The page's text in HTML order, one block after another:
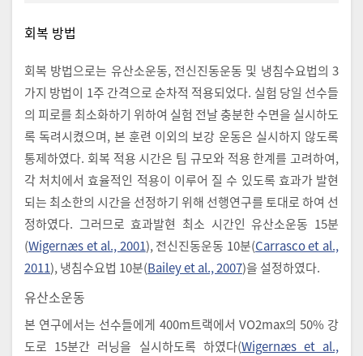
회복 방법
회복 방법으로는 유산소운동, 전신진동운동 및 냉침수요법의 3
가지 방법이 1주 간격으로 순차적 적용되었다. 실험 당일 선수들
의 피로를 최소화하기 위하여 실험 전날 충분한 수면을 실시하도
록 독려시켰으며, 본 훈련 이외의 보강 운동은 실시하지 않도록
통제하였다. 회복 적용 시간은 팀 규모와 적용 한계를 고려하여,
각 처치에서 효율적인 적용이 이루어 질 수 있도록 효과가 발현
되는 최소한의 시간을 선정하기 위해 선행연구를 토대로 하여 선
정하였다. 그러므로 효과발현 최소 시간인 유산소운동 15분
(Wigernæs et al., 2001), 전신진동운동 10분(Carrasco et al.,
2011), 냉침수요법 10분(Bailey et al., 2007)을 설정하였다.
유산소운동
본 연구에서는 선수들에게 400m트랙에서 VO2max의 50% 강
도로 15분간 러닝을 실시하도록 하였다(Wigernæs et al.,